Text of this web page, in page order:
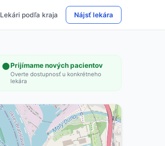
Lekári podľa kraja Nájsť lekára
Prijímame nových pacientov
Overte dostupnosť u konkrétneho
lekára